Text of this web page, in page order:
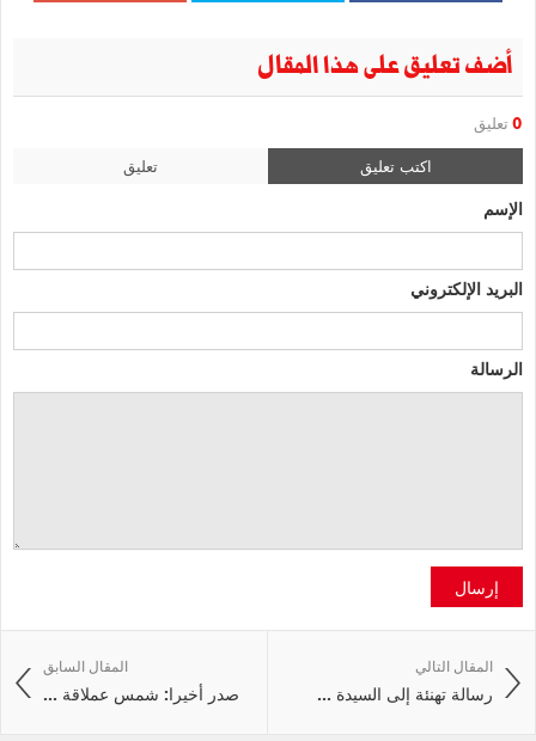
أضف تعليق على هذا المقال
0 تعليق
اكتب تعليق تعليق
الإسم
البريد الإلكتروني
الرسالة
إرسال
المقال السابق
صدر أخيرا: شمس عملاقة ...
المقال التالي
رسالة تهنئة إلى السيدة ...